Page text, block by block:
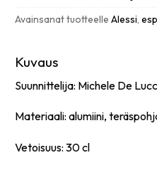
punainen
Avainsanat tuotteelleAlessi,
Kuvaus
Suunnittelija: Michele De
Materiaali: alumiini,
Vetoisuus: 30 cl